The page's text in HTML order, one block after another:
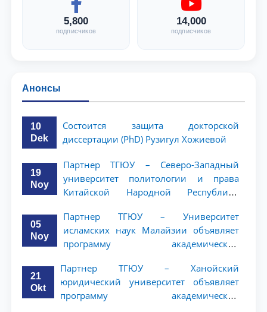
5,800
подписчиков
14,000
подписчиков
Анонсы
10
Dek
Состоится защита докторской
диссертации (PhD) Рузигул Xoжиевой
19
Noy
Партнер ТГЮУ – Северо-Западный
университет политологии и права
Китайской Народной Республики
академической мобильности для
студентов 2–3 курсов
05
Noy
Партнер ТГЮУ – Университет
исламских наук Малайзии объявляет
программу академической
ТГЮУ
21
Okt
Партнер ТГЮУ – Ханойский
юридический университет объявляет
программу академической